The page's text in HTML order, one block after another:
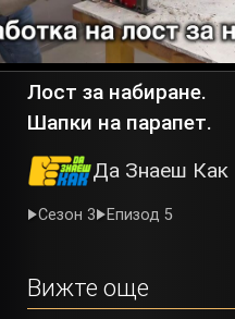
Лост за набиране.
Шапки на парапет.
Да Знаеш Как
Сезон 3 Епизод 5
Вижте още